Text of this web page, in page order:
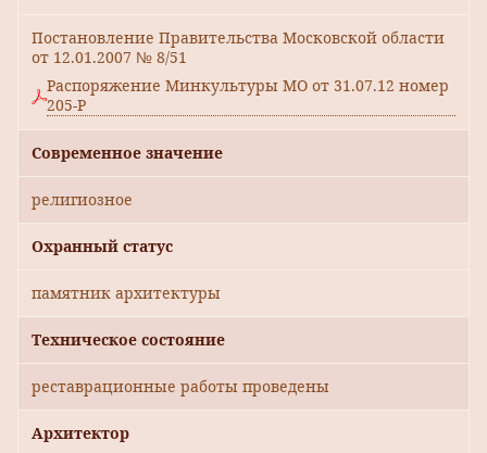
Постановление Правительства Московской области
от 12.01.2007 № 8/51
Распоряжение Минкультуры МО от 31.07.12 номер
205-Р
Современное значение
религиозное
Охранный статус
памятник архитектуры
Техническое состояние
реставрационные работы проведены
Архитектор